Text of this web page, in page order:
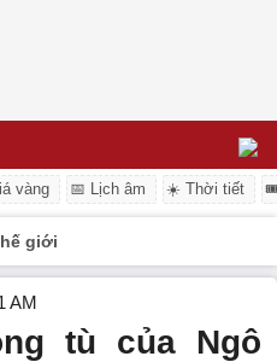
vàng 📅 Lịch âm ☀️ Thời tiết
giới
AM
tù của Ngô